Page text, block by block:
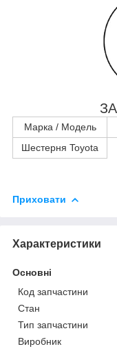
Марка / Модель
Шестерня Toyota
Приховати
Характеристики
Основні
Код запчастини
Стан
Тип запчастини
Виробник